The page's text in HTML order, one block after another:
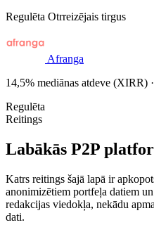
Regulēta Otrreizējais tirgus
Afranga
14,5% mediānas atdeve (XIRR)
Regulēta
Reitings
Labākās P2P
Katrs reitings šajā lapā ir
anonimizētiem portfeļa datiem
redakcijas viedokļa, nekādu
dati.